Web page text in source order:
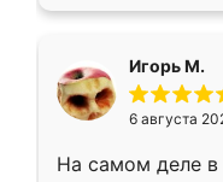
Игорь М.
6 августа
На самом деле в